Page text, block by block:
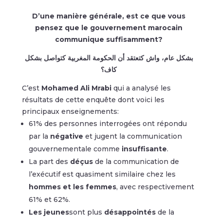
D’une manière générale, est ce que vous
pensez que le gouvernement marocain
communique suffisamment?
بشكل عام، واش كتعتقد أن الحكومة المغربية كتواصل بشكل
كاف؟
C’est Mohamed Ali Mrabi qui a analysé les
résultats de cette enquête dont voici les
principaux enseignements:
61% des personnes interrogées ont répondu
par la négative et jugent la communication
gouvernementale comme insuffisante.
La part des déçusde la communication de
l’exécutif est quasiment similaire chez les
hommes et les femmes, avec respectivement
61% et 62%.
Les jeunessont plus désappointésde la